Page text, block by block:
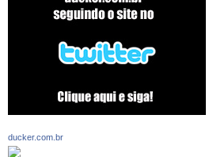
ducker.com.br